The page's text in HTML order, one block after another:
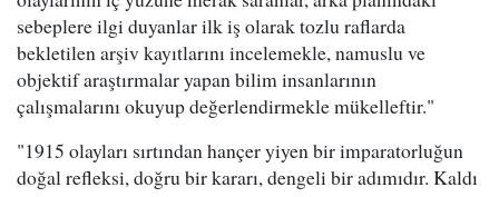
sebeplere ilgi duyanlar ilk iş olarak tozlu raflarda
bekletilen arşiv kayıtlarını incelemekle, namuslu ve
objektif araştırmalar yapan bilim insanlarının
çalışmalarını okuyup değerlendirmekle mükelleftir."
"1915 olayları sırtından hançer yiyen bir imparatorluğun
doğal refleksi, doğru bir kararı, dengeli bir adımıdır. Kaldı